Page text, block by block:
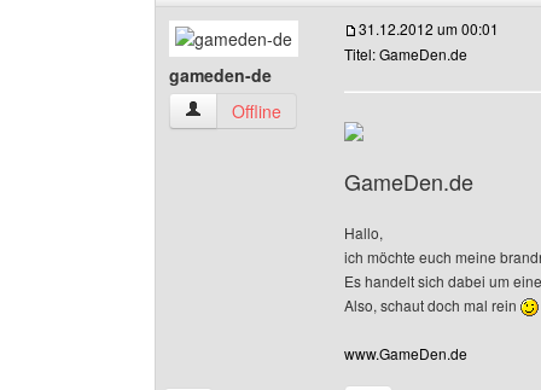
gameden-de
gameden-de Benutzer-Profile anzeigen
Offline
31.12.2012 um 00:01
Titel: GameDen.de
GameDen.de
Hallo,
ich möchte euch meine
Es handelt sich dabei um
Also, schaut doch mal rein
www.GameDen.de